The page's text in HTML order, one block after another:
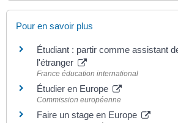
Pour en savoir plus
Étudiant : partir comme assistant
l'étranger
France éducation international
Étudier en Europe
Commission européenne
Faire un stage en Europe